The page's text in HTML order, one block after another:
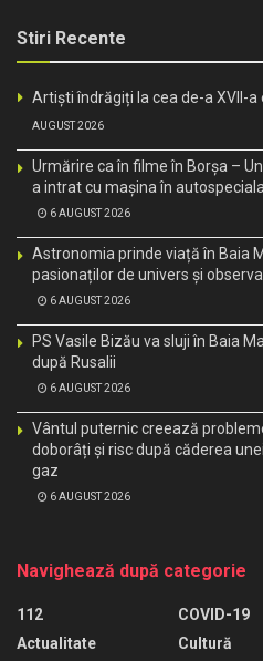
Stiri Recente
Artiști îndrăgiți la cea de-a XVII-a
AUGUST 2026
Urmărire ca în filme în Borșa –
a intrat cu mașina în
6 AUGUST 2026
Astronomia prinde viață în Baia
pasionaților de univers și
6 AUGUST 2026
PS Vasile Bizău va sluji în Baia
după Rusalii
6 AUGUST 2026
Vântul puternic creează
doborâți și risc după căderea
gaz
6 AUGUST 2026
Navighează după categorie
112
Actualitate
COVID-19
Cultură